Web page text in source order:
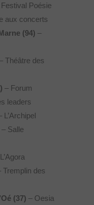
Poésie
aux concerts
(94) –
Théâtre des
– Forum
leaders
L’Archipel
– Salle
Tremplin des
(37) – Oesia